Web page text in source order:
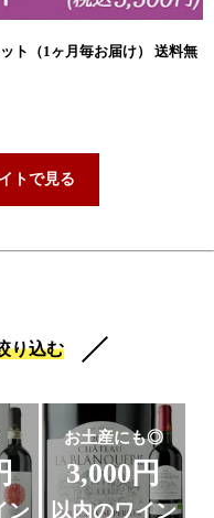
ト（1ヶ月毎お届け） 送料無
トで見る
り込む
ン
お土産にも◎
3,000円
以内のワイン